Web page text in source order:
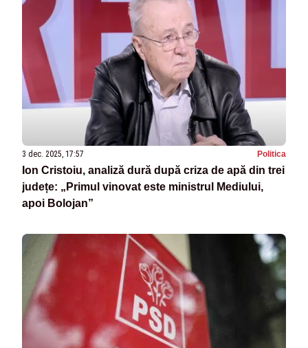
3 dec. 2025, 17:57 Politica
Ion Cristoiu, analiză dură după criza de apă din trei
județe: „Primul vinovat este ministrul Mediului,
apoi Bolojan”